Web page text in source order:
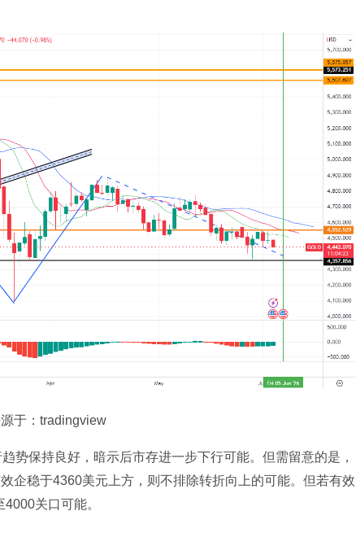
于：tradingview
势保持良好，暗示后市存进一步下行可能。但需留意的是，
企稳于4360美元上方，则不排除转折向上的可能。但若有效
关口可能。